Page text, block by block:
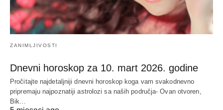
ZANIMLJIVOSTI
Dnevni horoskop za 10. mart 2026. godine
Pročitajte najdetaljniji dnevni horoskop koga vam svakodnevno
pripremaju najpoznatiji astrolozi sa naših područja- Ovan otvoren,
Bik…